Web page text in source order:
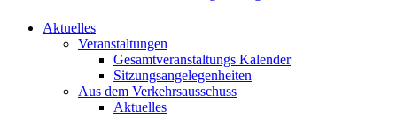
Aktuelles
Veranstaltungen
Gesamtveranstaltungs Kalender
Sitzungsangelegenheiten
Aus dem Verkehrsausschuss
Aktuelles